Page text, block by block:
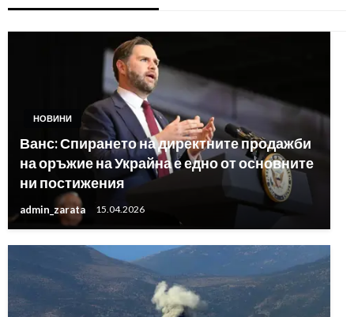
НОВИНИ
Ванс: Спирането на директните продажби
на оръжие на Украйна е едно от основните
ни постижения
admin_zarata 15.04.2026